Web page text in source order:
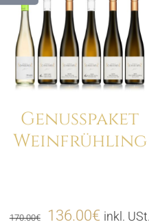
Genusspaket
Weinfrühling
170.00€
Ursprünglicher
136.00€Aktueller
inkl. USt.